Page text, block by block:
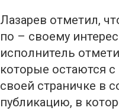
Лазарев отметил,
по – своему
исполнитель
которые остаются
своей страничке в
публикацию, в